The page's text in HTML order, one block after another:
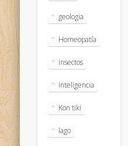
geologia
Homeopatía
insectos
inteligencia
Kon tiki
lago